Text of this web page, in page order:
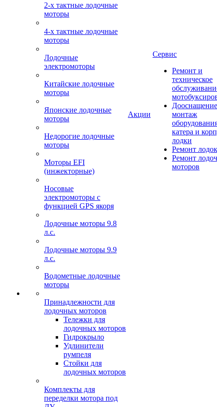
2-х тактные лодочные
моторы
4-х тактные лодочные
моторы
Лодочные
электромоторы
Китайские лодочные
моторы
Японские лодочные
моторы
Недорогие лодочные
моторы
Моторы EFI
(инжекторные)
Носовые
электромоторы с
функцией GPS якоря
Лодочные моторы 9.8
л.с.
Лодочные моторы 9.9
л.с.
Водометные лодочные
моторы
Принадлежности для
лодочных моторов
Тележки для
лодочных моторов
Гидрокрыло
Удлинители
румпеля
Стойки для
лодочных моторов
Комплекты для
переделки мотора под
Акции
Сервис
Ремонт и
техническое
монтаж
катера и
лодки
Ремонт
Ремонт
моторов